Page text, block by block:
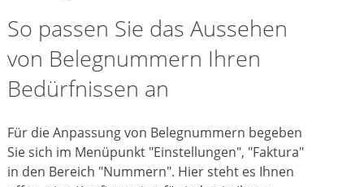
So passen Sie das Aussehen
von Belegnummern Ihren
Bedürfnissen an
Für die Anpassung von Belegnummern begeben
Sie sich im Menüpunkt "Einstellungen", "Faktura"
in den Bereich "Nummern". Hier steht es Ihnen